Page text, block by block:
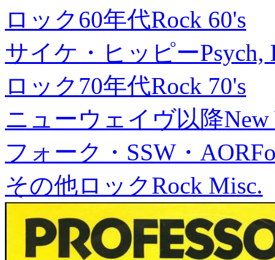
ロック60年代Rock 60's
サイケ・ヒッピーPsych,
ロック70年代Rock 70's
ニューウェイヴ以降New
フォーク・SSW・AOR
その他ロックRock Misc.